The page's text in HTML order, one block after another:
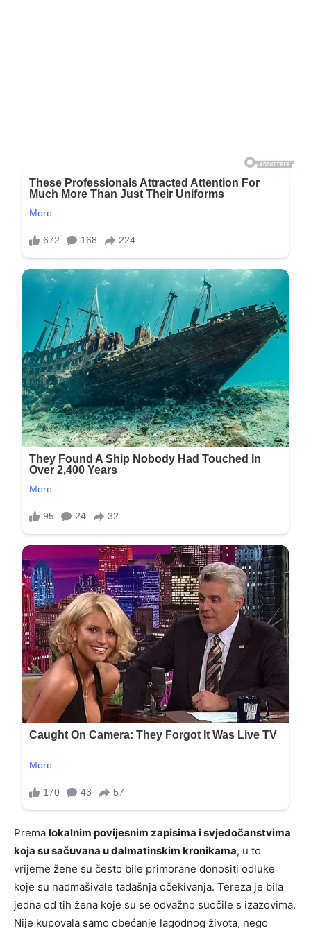
Prema lokalnim povijesnim zapisima i svjedočanstvima
koja su sačuvana u dalmatinskim kronikama, u to
vrijeme žene su često bile primorane donositi odluke
koje su nadmašivale tadašnja očekivanja. Tereza je bila
jedna od tih žena koje su se odvažno suočile s izazovima.
Nije kupovala samo obećanje lagodnog života, nego